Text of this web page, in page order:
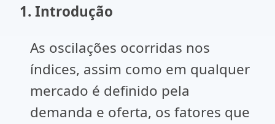
1. Introdução
As oscilações ocorridas nos
índices, assim como em qualquer
mercado é definido pela
demanda e oferta, os fatores que